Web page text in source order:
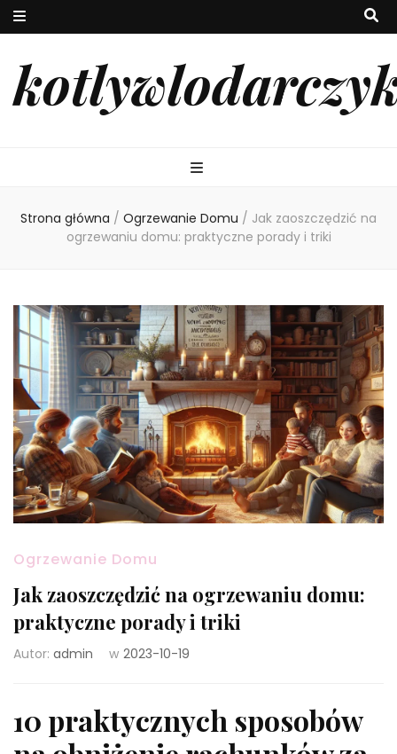
Strona główna / Ogrzewanie Domu / Jak zaoszczędzić na
ogrzewaniu domu: praktyczne porady i triki
Ogrzewanie Domu
Jak zaoszczędzić na ogrzewaniu domu:
praktyczne porady i triki
Autor: admin w 2023-10-19
10 praktycznych sposobów